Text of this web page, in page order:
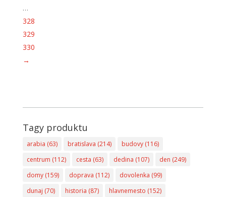
…
328
329
330
→
Tagy produktu
arabia (63) bratislava (214) budovy(116)
centrum (112) cesta (63) dedina (107) den (249)
domy(159) doprava (112) dovolenka (99)
dunaj (70) historia (87) hlavnemesto (152)